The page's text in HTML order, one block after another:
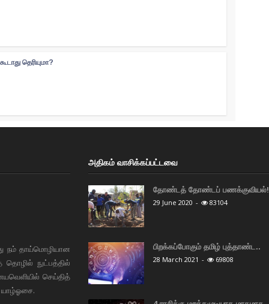
தெரியுமா?
நம் தாய்மொழியான
நுட்பத்தில்
செய்தித்
யாழ்ஓசை.
அதிகம் வாசிக்கப்பட்டவை
தோண்டத் தோண்டப் பணக்குவியல்!
29 June 2020 - 83104
பிறக்கப்போகும் தமிழ் புத்தாண்ட..
28 March 2021 - 69808